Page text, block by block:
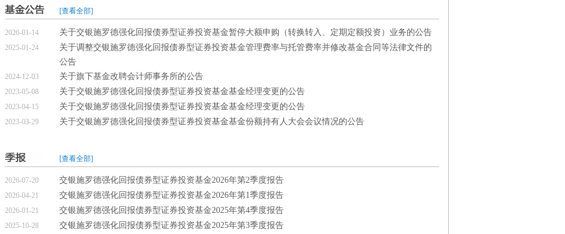
[查看全部]
2026-01-14 关于交银施罗德强化回报债券型证券投资基金暂停大额申购（转换转入、定期定额投资）业务的公告
2025-01-24
关于调整交银施罗德强化回报债券型证券投资基金管理费率与托管费率并修改基金合同等法律文件的
公告
2024-12-03 关于旗下基金改聘会计师事务所的公告
2023-05-08 关于交银施罗德强化回报债券型证券投资基金基金经理变更的公告
2023-04-15 关于交银施罗德强化回报债券型证券投资基金基金经理变更的公告
2023-03-29 关于交银施罗德强化回报债券型证券投资基金基金份额持有人大会会议情况的公告
[查看全部]
2026-07-20 交银施罗德强化回报债券型证券投资基金2026年第2季度报告
2026-04-21 交银施罗德强化回报债券型证券投资基金2026年第1季度报告
2026-01-21 交银施罗德强化回报债券型证券投资基金2025年第4季度报告
2025-10-28 交银施罗德强化回报债券型证券投资基金2025年第3季度报告